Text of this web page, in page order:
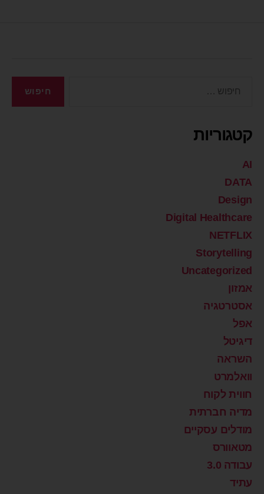
קטגוריות
AI
DATA
Design
Digital Healthcare
NETFLIX
Storytelling
Uncategorized
אמזון
אסטרטגיה
אפל
דיגיטל
השראה
וואלמרט
חווית לקוח
מדיה חברתית
מודלים עסקיים
מטאוורס
עבודה 3.0
עתיד